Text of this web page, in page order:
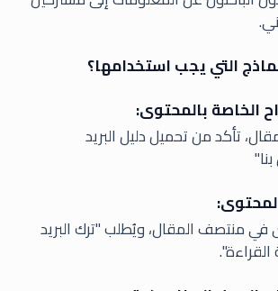
التي يجب استخدامها؟
الخاصة بالمحتوى:
تأكد من تحميل دليل البريد
منتصف المقال، ويُطلب "ترك البريد
القراءة".